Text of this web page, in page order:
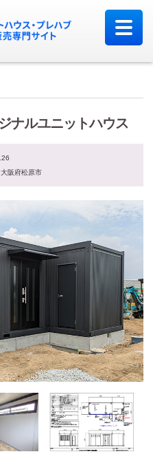
ナルユニットハウス
大阪府松原市